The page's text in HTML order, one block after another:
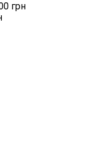
грн